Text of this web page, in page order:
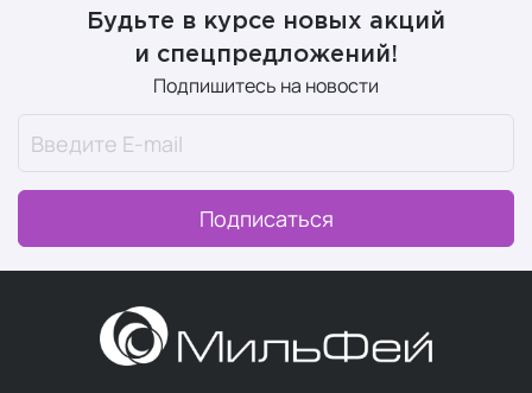
Будьте в курсе новых акций
и спецпредложений!
Подпишитесь на новости
Подписаться